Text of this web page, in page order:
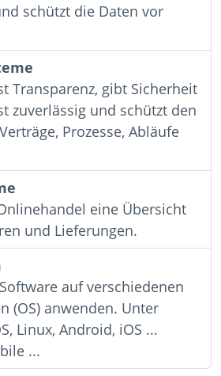
schützt die Daten vor
Transparenz, gibt Sicherheit
zuverlässig und schützt den
Prozesse, Abläufe
eine Übersicht
und Lieferungen.
auf verschiedenen
(OS) anwenden. Unter
Linux, Android, iOS ...
...